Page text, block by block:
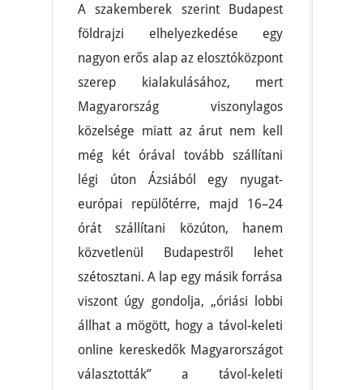
A szakemberek szerint Budapest
földrajzi elhelyezkedése egy
nagyon erős alap az elosztóközpont
szerep kialakulásához, mert
Magyarország viszonylagos
közelsége miatt az árut nem kell
még két órával tovább szállítani
légi úton Ázsiából egy nyugat-
európai repülőtérre, majd 16–24
órát szállítani közúton, hanem
közvetlenül Budapestről lehet
szétosztani. A lap egy másik forrása
viszont úgy gondolja, „óriási lobbi
állhat a mögött, hogy a távol-keleti
online kereskedők Magyarországot
választották” a távol-keleti